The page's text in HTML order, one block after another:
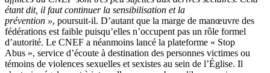
étant dit, il faut continuer la sensibilisation et la
prévention », poursuit-il. D’autant que la marge de manœuvre des
fédérations est faible puisqu’elles n’occupent pas un rôle formel
d’autorité. Le CNEF a néanmoins lancé la plateforme « Stop
Abus », service d’écoute à destination des personnes victimes ou
témoins de violences sexuelles et sexistes au sein de l’Église. Il